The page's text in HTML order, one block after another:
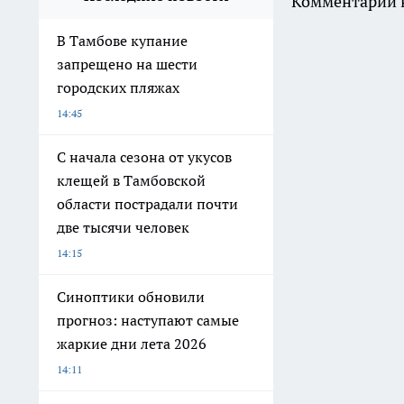
В Тамбове купание
запрещено на шести
городских пляжах
14:45
С начала сезона от укусов
клещей в Тамбовской
области пострадали почти
две тысячи человек
14:15
Синоптики обновили
прогноз: наступают самые
жаркие дни лета 2026
14:11